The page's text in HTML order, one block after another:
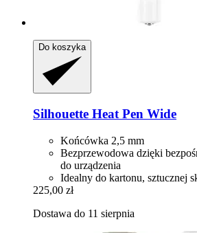
Do koszyka
Silhouette Heat Pen Wide
Końcówka 2,5 mm
Bezprzewodowa dzięki
do urządzenia
Idealny do kartonu, sztucznej
225,00 zł
Dostawa do 11 sierpnia